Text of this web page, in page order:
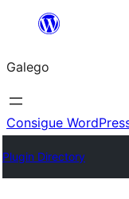
Saltar
contido
Galego
Consigue
Plugin Directory